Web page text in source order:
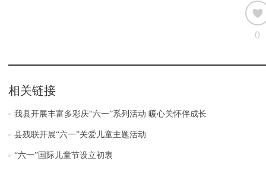
0
相关链接
我县开展丰富多彩庆“六一”系列活动 暖心关怀伴成长
县残联开展“六一”关爱儿童主题活动
“六一”国际儿童节设立初衷